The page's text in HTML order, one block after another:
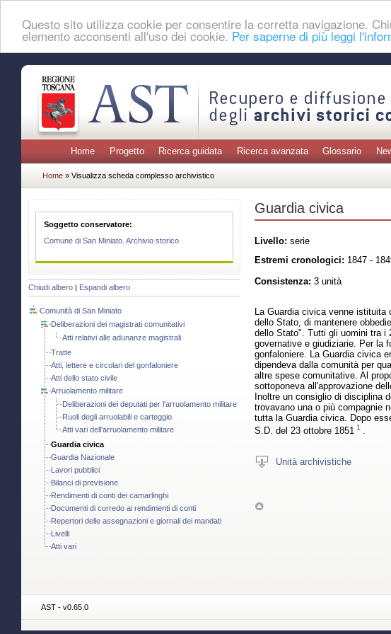
Questo sito utilizza cookie per consentire la corretta navigazione.
elemento acconsenti all'uso dei cookie. Per saperne di più leggi
Home Progetto Ricerca guidata Ricerca avanzata Glossario
Home » Visualizza scheda complesso archivistico
Soggetto conservatore:
Comune di San Miniato. Archivio storico
Chiudi albero Espandi albero
Comunità di San Miniato
Deliberazioni dei magistrati comunitativi
Atti relativi alle adunanze magistrali
Tratte
Atti, lettere e circolari del gonfaloniere
Atti dello stato civile
Arruolamento militare
Deliberazioni dei deputati per l'arruolamento militare
Ruoli degli arruolabili e carteggio
Atti vari dell'arruolamento militare
Guardia civica
Guardia Nazionale
Lavori pubblici
Bilanci di previsione
Rendimenti di conti dei camarlinghi
Documenti di corredo ai rendimenti di conti
Repertori delle assegnazioni e giornali dei mandati
Livelli
Atti vari
Guardia civica
Livello: serie
Estremi cronologici: 1847 -
Consistenza: 3 unità
La Guardia civica venne istituita
dello Stato, di mantenere
dello Stato". Tutti gli uomini tra i
governative e giudiziarie. Per la
gonfaloniere. La Guardia civica
dipendeva dalla comunità per
altre spese comunitative. Al
sottoponeva all'approvazione
Inoltre un consiglio di disciplina
trovavano una o più compagnie
tutta la Guardia civica. Dopo
S.D. del 23 ottobre 1851 1 .
Unità archivistiche
AST - v0.65.0